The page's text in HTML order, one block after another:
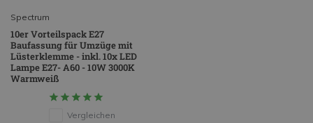
Spectrum
10er Vorteilspack E27
Baufassung für Umzüge mit
Lüsterklemme - inkl. 10x LED
Lampe E27- A60 - 10W 3000K
Warmweiß
Vergleichen